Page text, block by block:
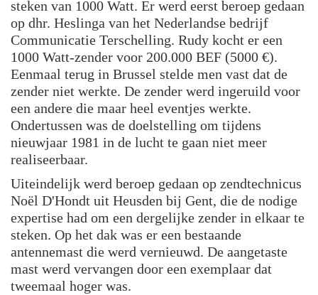
steken van 1000 Watt. Er werd eerst beroep gedaan
op dhr. Heslinga van het Nederlandse bedrijf
Communicatie Terschelling. Rudy kocht er een
1000 Watt-zender voor 200.000 BEF (5000 €).
Eenmaal terug in Brussel stelde men vast dat de
zender niet werkte. De zender werd ingeruild voor
een andere die maar heel eventjes werkte.
Ondertussen was de doelstelling om tijdens
nieuwjaar 1981 in de lucht te gaan niet meer
realiseerbaar.
Uiteindelijk werd beroep gedaan op zendtechnicus
Noël D'Hondt uit Heusden bij Gent, die de nodige
expertise had om een dergelijke zender in elkaar te
steken. Op het dak was er een bestaande
antennemast die werd vernieuwd. De aangetaste
mast werd vervangen door een exemplaar dat
tweemaal hoger was.